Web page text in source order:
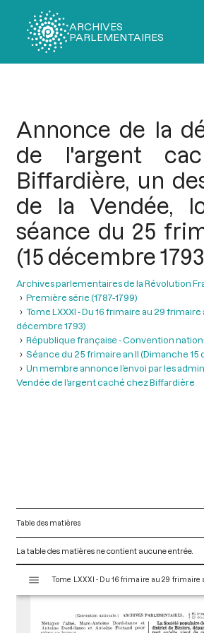
ARCHIVES
PARLEMENTAIRES
Annonce de la
de l'argent
Biffardière, un
de la Vendée,
séance du 25
(15 décembre
Archives parlementaires de la Révolution
Première série (1787-1799)
Tome LXXXI - Du 16 frimaire au 29 frimaire
décembre 1793)
République française - Convention
Séance du 25 frimaire an II (Dimanche 15
Un membre annonce l’envoi par les
Vendée de l’argent caché chez Biffardière
Table des matières
La table des matières ne contient aucune entrée.
s